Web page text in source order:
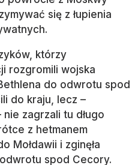
się z łupienia
którzy
rozgromili wojska
do odwrotu spod
do kraju, lecz –
zagrzali tu długo
z hetmanem
Mołdawii i zginęła
spod Cecory.